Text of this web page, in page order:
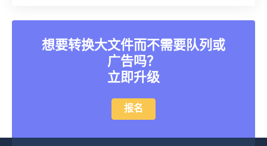
想要转换大文件而不需要队列或
广告吗？
立即升级
报名